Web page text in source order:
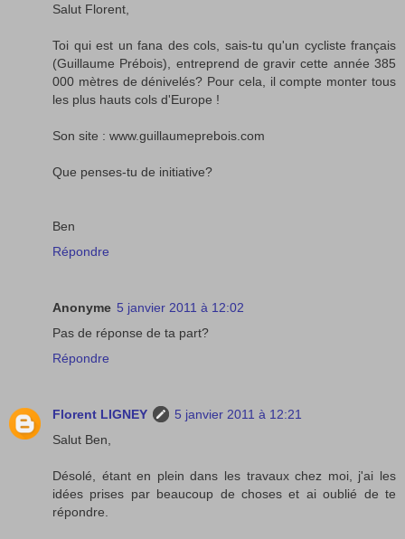
Salut Florent,
Toi qui est un fana des cols, sais-tu qu'un cycliste français
(Guillaume Prébois), entreprend de gravir cette année 385
000 mètres de dénivelés? Pour cela, il compte monter tous
les plus hauts cols d'Europe !
Son site : www.guillaumeprebois.com
Que penses-tu de initiative?
Ben
Répondre
Anonyme 5 janvier 2011 à 12:02
Pas de réponse de ta part?
Répondre
Florent LIGNEY
5 janvier 2011 à 12:21
Salut Ben,
Désolé, étant en plein dans les travaux chez moi, j'ai les
idées prises par beaucoup de choses et ai oublié de te
répondre.